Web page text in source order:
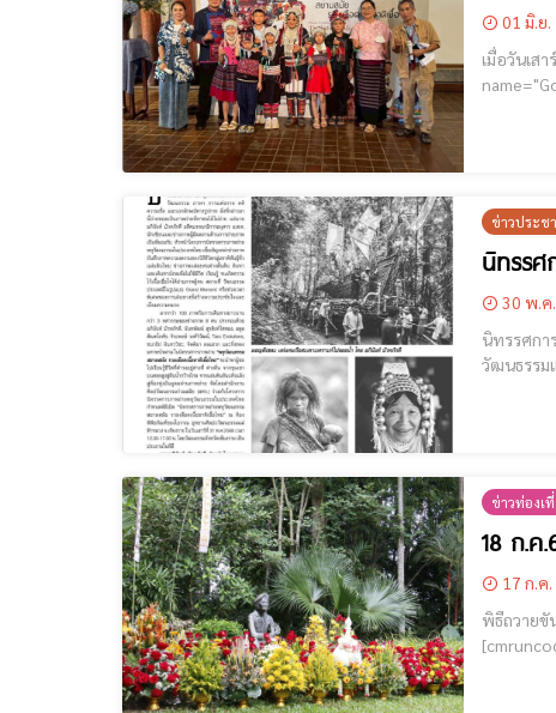
01 มิ.ย.
เมื่อวันเส
name="GoogleADS"] นายพิสันต์ จันทร์ศิลป์ วัฒนธรรมจังหวัดเชี
ข่าวประช
นิทรรศ
30 พ.ค
นิทรรศกา
วัฒนธรรมแม่ฟ้าหลวง (ไ
ข่าวท่องเ
18 ก.ค
17 ก.ค
พิธีถวายขันดอก
[cmruncode name="GoogleADS"] พ